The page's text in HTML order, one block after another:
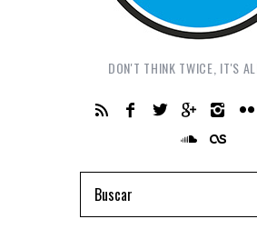
DON'T THINK TWICE, IT'S